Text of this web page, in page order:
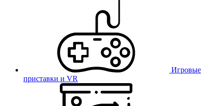
Игровые
приставки и VR